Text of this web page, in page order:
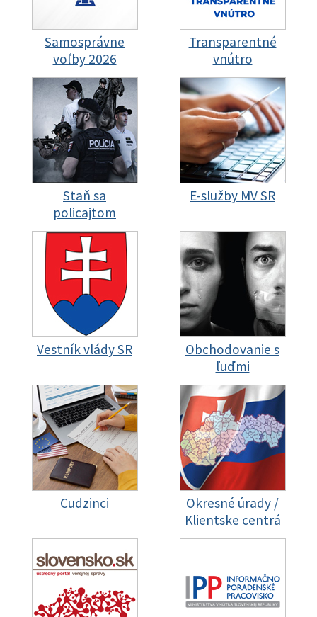
Samosprávne
voľby 2026
Transparentné
vnútro
Staň sa
policajtom
E-služby MV SR
Vestník vlády SR
Obchodovanie s
ľuďmi
Cudzinci
Okresné úrady /
Klientske centrá